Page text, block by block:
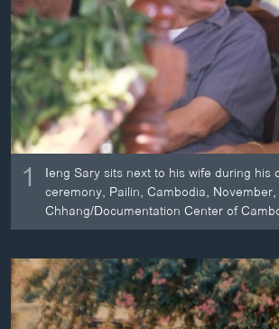
ວິທະຍາສາດ-ເທັກໂນໂລຈີ
ທຸລະກິດ
ພາສາອັງກິດ
ວີດີໂອ
ສຽງ
ລາຍການກະຈາຍສຽງ
ລາຍງານ
ຕິດຕາມພວກເຮົາ ທີ່
ພາສາຕ່າງໆ
1
Ieng Sary sits next to his wife during his
ceremony, Pailin, Cambodia,
Chhang/Documentation Center of